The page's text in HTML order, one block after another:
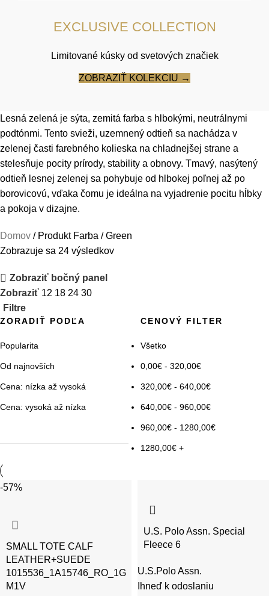
EXCLUSIVE COLLECTION
Limitované kúsky od svetových značiek
ZOBRAZIŤ KOLEKCIU →
Lesná zelená je sýta, zemitá farba s hlbokými, neutrálnymi
podtónmi. Tento svieži, uzemnený odtieň sa nachádza v
zelenej časti farebného kolieska na chladnejšej strane a
stelesňuje pocity prírody, stability a obnovy. Tmavý, nasýtený
odtieň lesnej zelenej sa pohybuje od hlbokej poľnej až po
borovicovú, vďaka čomu je ideálna na vyjadrenie pocitu hĺbky
a pokoja v dizajne.
Domov Produkt Farba
Green
Zobrazuje sa 24 výsledkov
Zobraziť bočný panel
Zobraziť 12 18 24 30
Filtre
ZORADIŤ PODĽA
Popularita
Od najnovších
Cena: nízka až vysoká
Cena: vysoká až nízka
CENOVÝ FILTER
Všetko
0,00€ - 320,00€
320,00€ - 640,00€
640,00€ - 960,00€
960,00€ - 1280,00€
1280,00€ +
-57%
SMALL TOTE CALF
LEATHER+SUEDE
1015536_1A15746_RO_1G
M1V
U.S. Polo Assn. Special
Fleece 6
U.S.Polo Assn.
Ihneď k odoslaniu